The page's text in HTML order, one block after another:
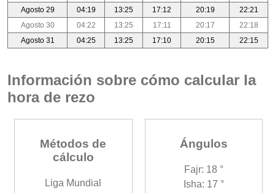
Agosto 29
04:19 13:25 17:12 20:19
22:21
Agosto 30
04:22 13:25 17:11 20:17
22:18
Agosto 31
04:25 13:25 17:10 20:15 22:15
Información sobre cómo calcular la
hora de rezo
Métodos de
cálculo
Liga Mundial
Ángulos
Fajr: 18 °
Isha: 17 °